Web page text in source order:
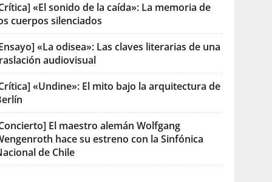
«El sonido de la caída»: La memoria de
cuerpos silenciados
«La odisea»: Las claves literarias de una
audiovisual
«Undine»: El mito bajo la arquitectura de
El maestro alemán Wolfgang
hace su estreno con la Sinfónica
de Chile